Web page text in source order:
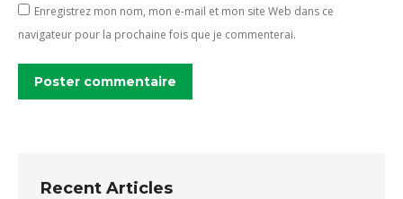
Enregistrez mon nom, mon e-mail et mon site Web dans ce
navigateur pour la prochaine fois que je commenterai.
Poster commentaire
Recent Articles